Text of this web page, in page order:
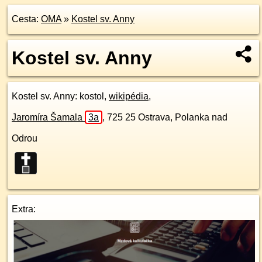
Cesta: OMA» Kostel sv. Anny
Kostel sv. Anny
Kostel sv. Anny: kostol, wikipédia,
Jaromíra Šamala 3a , 725 25 Ostrava, Polanka nad
Odrou
Extra: